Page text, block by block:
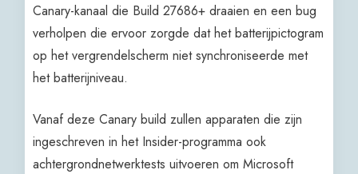
Canary-kanaal die Build 27686+ draaien en een bug
verholpen die ervoor zorgde dat het batterijpictogram
op het vergrendelscherm niet synchroniseerde met
het batterijniveau.
Vanaf deze Canary build zullen apparaten die zijn
ingeschreven in het Insider-programma ook
achtergrondnetwerktests uitvoeren om Microsoft